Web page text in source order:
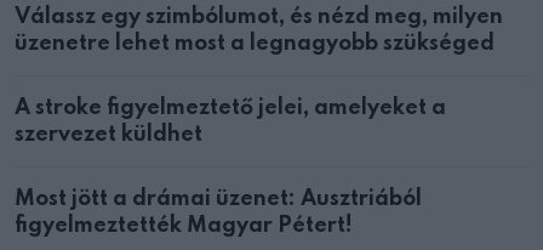
Válassz egy szimbólumot, és nézd meg, milyen
üzenetre lehet most a legnagyobb szükséged
A stroke figyelmeztető jelei, amelyeket a
szervezet küldhet
Most jött a drámai üzenet: Ausztriából
figyelmeztették Magyar Pétert!